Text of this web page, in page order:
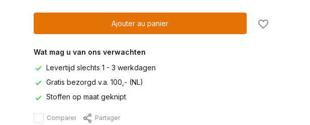
Ajouter au panier
Wat mag u van ons verwachten
Levertijd slechts 1 - 3 werkdagen
Gratis bezorgd v.a. 100,- (NL)
Stoffen op maat geknipt
Comparer Partager